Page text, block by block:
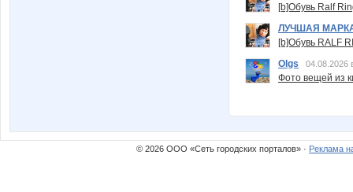
[b]Обувь Ralf
ЛУЧШАЯ
[b]Обувь RALF
Olgs
04.08.2026
Фото вещей из
© 2026 ООО «Сеть городских порталов» · Реклама